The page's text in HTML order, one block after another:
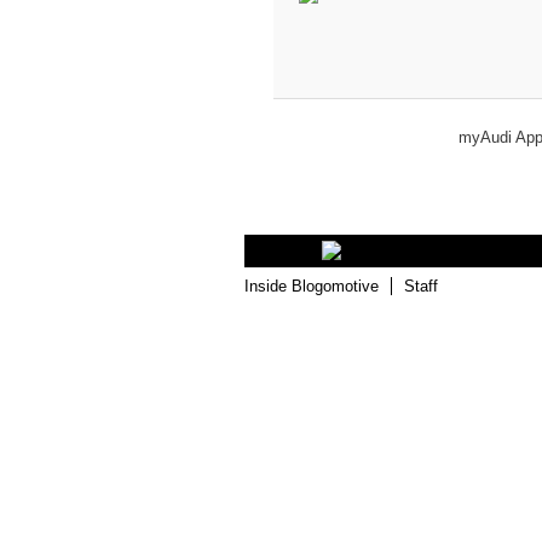
myAudi App
Inside Blogomotive Staff